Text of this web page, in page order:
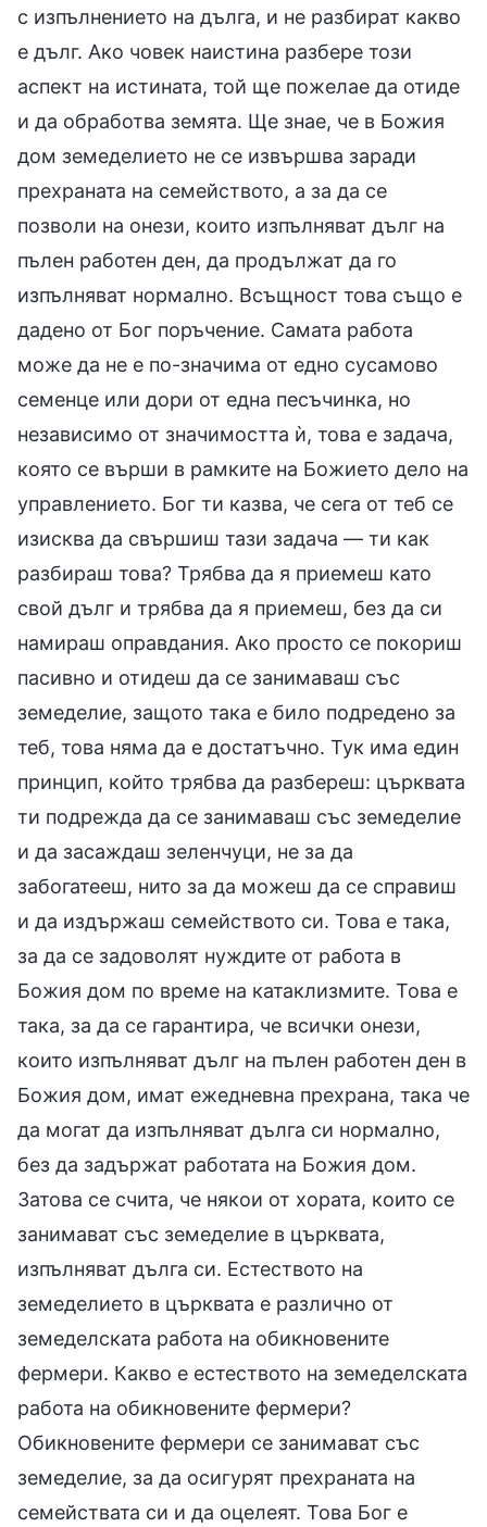
с изпълнението на дълга, и не разбират какво
е дълг. Ако човек наистина разбере този
аспект на истината, той ще пожелае да отиде
и да обработва земята. Ще знае, че в Божия
дом земеделието не се извършва заради
прехраната на семейството, а за да се
позволи на онези, които изпълняват дълг на
пълен работен ден, да продължат да го
изпълняват нормално. Всъщност това също е
дадено от Бог поръчение. Самата работа
може да не е по-значима от едно сусамово
семенце или дори от една песъчинка, но
независимо от значимостта ѝ, това е задача,
която се върши в рамките на Божието дело на
управлението. Бог ти казва, че сега от теб се
изисква да свършиш тази задача — ти как
разбираш това? Трябва да я приемеш като
свой дълг и трябва да я приемеш, без да си
намираш оправдания. Ако просто се покориш
пасивно и отидеш да се занимаваш със
земеделие, защото така е било подредено за
теб, това няма да е достатъчно. Тук има един
принцип, който трябва да разбереш: църквата
ти подрежда да се занимаваш със земеделие
и да засаждаш зеленчуци, не за да
забогатееш, нито за да можеш да се справиш
и да издържаш семейството си. Това е така,
за да се задоволят нуждите от работа в
Божия дом по време на катаклизмите. Това е
така, за да се гарантира, че всички онези,
които изпълняват дълг на пълен работен ден в
Божия дом, имат ежедневна прехрана, така че
да могат да изпълняват дълга си нормално,
без да задържат работата на Божия дом.
Затова се счита, че някои от хората, които се
занимават със земеделие в църквата,
изпълняват дълга си. Естеството на
земеделието в църквата е различно от
земеделската работа на обикновените
фермери. Какво е естеството на земеделската
работа на обикновените фермери?
Обикновените фермери се занимават със
земеделие, за да осигурят прехраната на
семействата си и да оцелеят. Това Бог е